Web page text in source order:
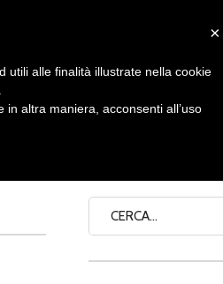
×
utili alle finalità illustrate nella cookie
altra maniera, acconsenti all’uso